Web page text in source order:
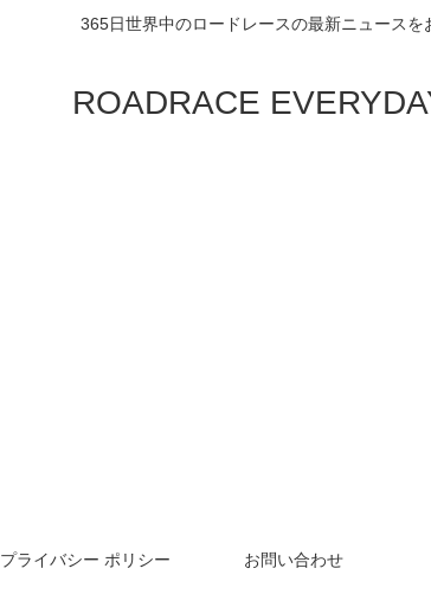
365日世界中のロードレースの最新ニュースを
ROADRACE
プライバシー ポリシー お問い合わせ